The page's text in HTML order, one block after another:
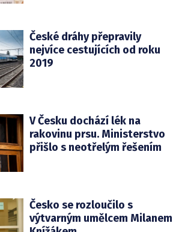
České dráhy přepravily
nejvíce cestujících od roku
2019
V Česku dochází lék na
rakovinu prsu. Ministerstvo
přišlo s neotřelým řešením
Česko se rozloučilo s
výtvarným umělcem Milanem